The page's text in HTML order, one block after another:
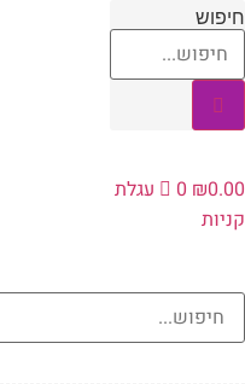
דלג
לתוכן
חיפוש
₪0.00
0
עגלת
קניות